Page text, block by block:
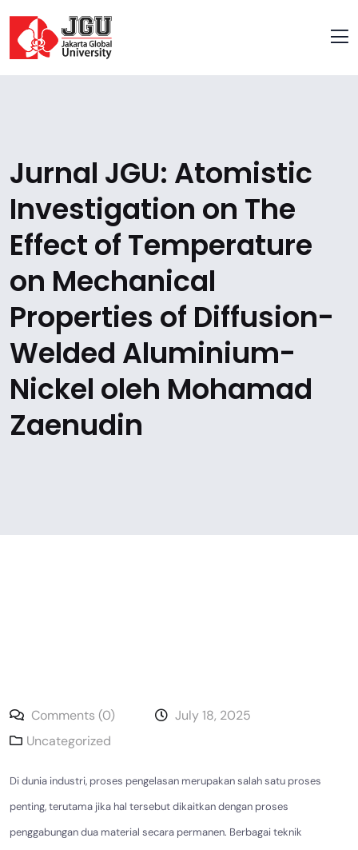
Jurnal JGU: Atomistic
Investigation on The
Effect of Temperature
on Mechanical
Properties of Diffusion-
Welded Aluminium-
Nickel oleh Mohamad
Zaenudin
Comments (0)
July 18, 2025
Uncategorized
Di dunia industri, proses pengelasan merupakan salah satu proses
penting, terutama jika hal tersebut dikaitkan dengan proses
penggabungan dua material secara permanen. Berbagai teknik